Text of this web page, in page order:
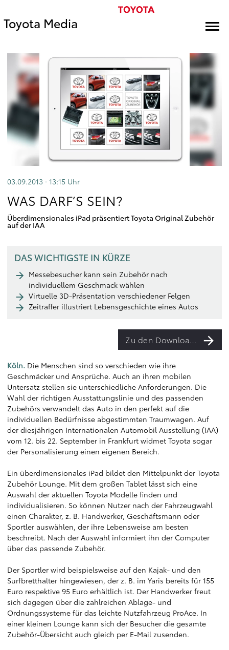
Toyota Media
03.09.2013 · 13:15 Uhr
WAS DARF’S SEIN?
Überdimensionales iPad präsentiert Toyota Original Zubehör
auf der IAA
DAS WICHTIGSTE IN KÜRZE
Messebesucher kann sein Zubehör nach
individuellem Geschmack wählen
Virtuelle 3D-Präsentation verschiedener Felgen
Zeitraffer illustriert Lebensgeschichte eines Autos
Zu den Downloads
Köln. Die Menschen sind so verschieden wie ihre
Geschmäcker und Ansprüche. Auch an ihren mobilen
Untersatz stellen sie unterschiedliche Anforderungen. Die
Wahl der richtigen Ausstattungslinie und des passenden
Zubehörs verwandelt das Auto in den perfekt auf die
individuellen Bedürfnisse abgestimmten Traumwagen. Auf
der diesjährigen Internationalen Automobil Ausstellung (IAA)
vom 12. bis 22. September in Frankfurt widmet Toyota sogar
der Personalisierung einen eigenen Bereich.
Ein überdimensionales iPad bildet den Mittelpunkt der Toyota
Zubehör Lounge. Mit dem großen Tablet lässt sich eine
Auswahl der aktuellen Toyota Modelle finden und
individualisieren. So können Nutzer nach der Fahrzeugwahl
einen Charakter, z. B. Handwerker, Geschäftsmann oder
Sportler auswählen, der ihre Lebensweise am besten
beschreibt. Nach der Auswahl informiert ihn der Computer
über das passende Zubehör.
Der Sportler wird beispielsweise auf den Kajak- und den
Surfbretthalter hingewiesen, der z. B. im Yaris bereits für 155
Euro respektive 95 Euro erhältlich ist. Der Handwerker freut
sich dagegen über die zahlreichen Ablage- und
Ordnungssysteme für das leichte Nutzfahrzeug ProAce. In
einer kleinen Lounge kann sich der Besucher die gesamte
Zubehör-Übersicht auch gleich per E-Mail zusenden.